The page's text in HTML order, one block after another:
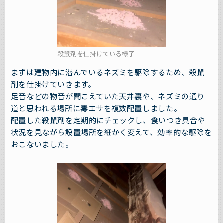
殺鼠剤を仕掛けている様子
まずは建物内に潜んでいるネズミを駆除するため、殺鼠
剤を仕掛けていきます。
足音などの物音が聞こえていた天井裏や、ネズミの通り
道と思われる場所に毒エサを複数配置しました。
配置した殺鼠剤を定期的にチェックし、食いつき具合や
状況を見ながら設置場所を細かく変えて、効率的な駆除を
おこないました。